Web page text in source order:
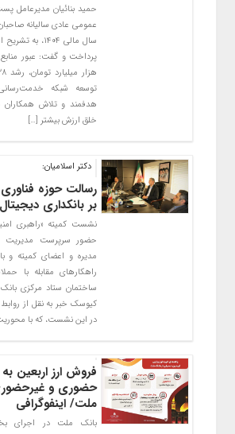
حمید بنائیان مدیرعامل
عمومی عادی سالیانه
سال مالی ۱۴۰۴،
توسعه شبکه
هدفمند و تلاش همکاران
خلق ارزش بیشتر […]
دکتر اسلامیان:
رسالت حوزه فناوری
بر بانکداری
نشست کمیته «راهبری
حضور سرپرست
مدیره و اعضای کمیته و
راهکارهای مقابله با
ساختمان ستاد مرکزی
کیوسک خبر به نقل از
در این نشست، که با
فروش ارز اربعین
حضوری و
ملت/ اینفوگرافی
بانک ملت در اجرای